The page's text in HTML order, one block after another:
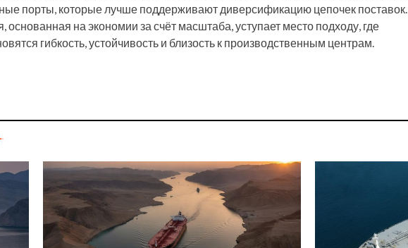
порты, которые лучше поддерживают диверсификацию цепочек поставок.
основанная на экономии за счёт масштаба, уступает место подходу, где
гибкость, устойчивость и близость к производственным центрам.